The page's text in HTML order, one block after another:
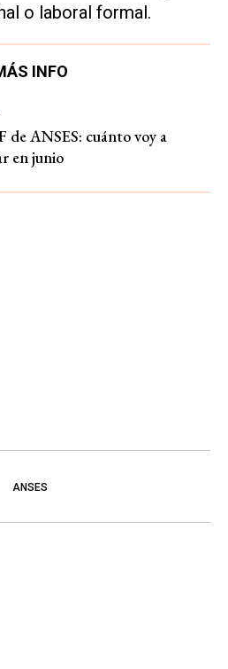
o laboral formal.
INFO
de ANSES: cuánto voy a
en junio
ANSES